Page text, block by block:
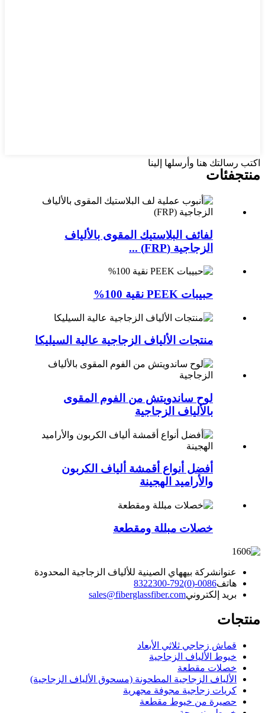
اكتب رسالتك هنا وأرسلها إلينا
منتجفئات
لفائف البلاستيك المقوى بالألياف
الزجاجية (FRP) ...
حبيبات PEEK نقية 100%
منتجات الألياف الزجاجية عالية السيليكا
لوح ساندويتش من الفوم المقوى
بالألياف الزجاجية
أفضل أنواع أقمشة ألياف الكربون
والأراميد الهجينة
خصلات مبللة ومقطعة
عنوانشركة بيههاي الصينية للألياف الزجاجية المحدودة
هاتف0086-(0)792-8322300
بريد إلكترونيsales@fiberglassfiber.com
منتجات
قماش زجاجي ثلاثي الأبعاد
خيوط الألياف الزجاجية
خصلات مقطعة
الألياف الزجاجية المطحونة (مسحوق الألياف الزجاجية)
كريات زجاجية مجوفة مجهرية
حصيرة من خيوط مقطعة